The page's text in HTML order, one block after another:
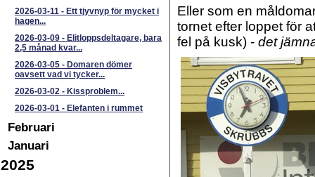
2026-03-11 - Ett tjyvnyp för mycket i
hagen...
2026-03-09 - Elitloppsdeltagare, bara
2,5 månad kvar...
2026-03-05 - Domaren dömer
oavsett vad vi tycker...
2026-03-02 - Kissproblem...
2026-03-01 - Elefanten i rummet
Februari
Januari
2025
Eller som en
tornet efter loppet för
fel på kusk) - det